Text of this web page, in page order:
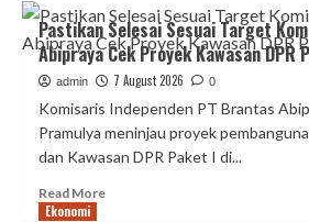
Paket
Di
IKN
Pastikan
Selesai
Sesuai
Target
Komisaris
Brantas
Abipraya
Cek
Pastikan Selesai Sesuai Target
Abipraya Cek Proyek Kawasan DPR
admin 7 August 2026 0
Komisaris Independen PT Brantas
Pramulya meninjau proyek
dan Kawasan DPR Paket I di...
Read MoreRead
Ekonomi